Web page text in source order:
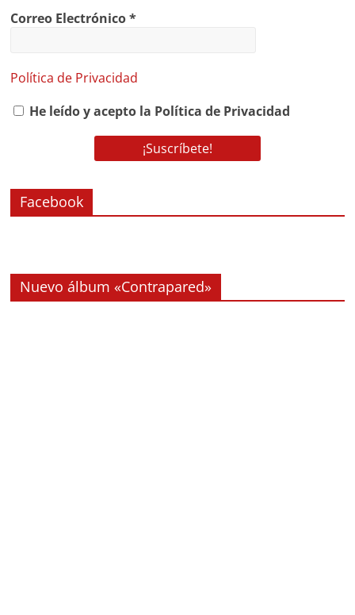
Correo Electrónico*
Política de Privacidad
He leído y acepto la Política de Privacidad
Facebook
Nuevo álbum «Contrapared»